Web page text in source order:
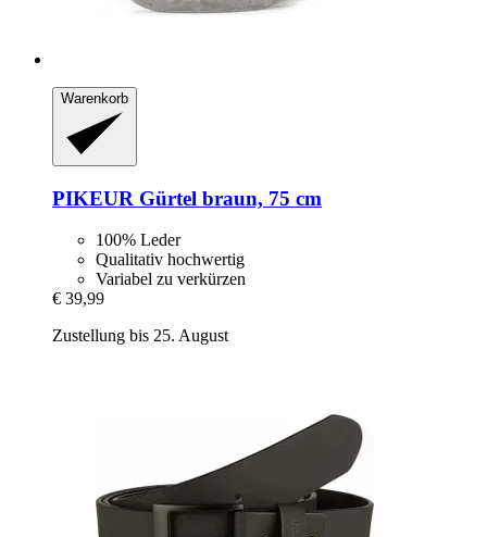
Warenkorb
PIKEUR Gürtel braun, 75 cm
100% Leder
Qualitativ hochwertig
Variabel zu verkürzen
€ 39,99
Zustellung bis 25. August